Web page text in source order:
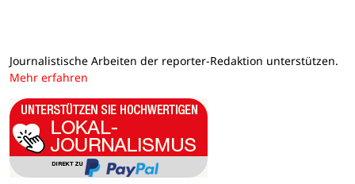
Journalistische Arbeiten der reporter-Redaktion unterstützen.
Mehr erfahren